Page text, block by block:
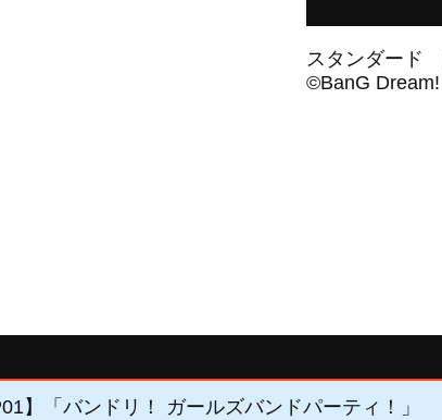
スタンダード
©BanG
】「バンドリ！ ガールズバンドパーティ！」